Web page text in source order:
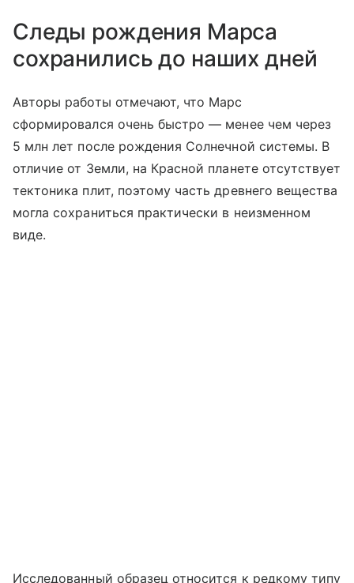
Следы рождения Марса
сохранились до наших дней
Авторы работы отмечают, что Марс
сформировался очень быстро — менее чем через
5 млн лет после рождения Солнечной системы. В
отличие от Земли, на Красной планете отсутствует
тектоника плит, поэтому часть древнего вещества
могла сохраниться практически в неизменном
виде.
Исследованный образец относится к редкому типу